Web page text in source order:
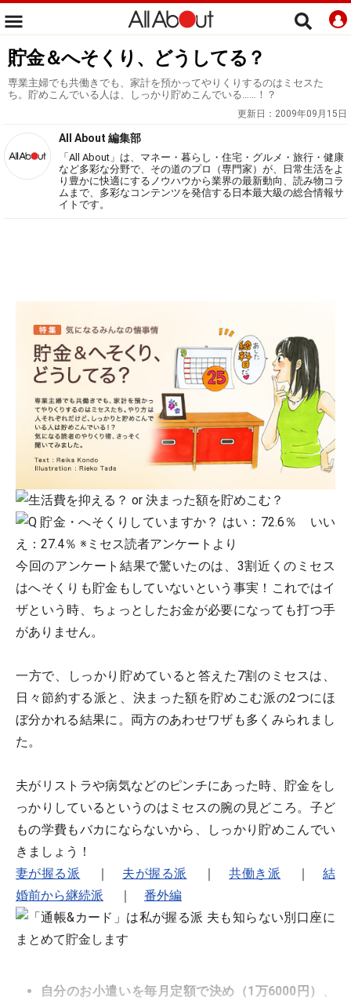
貯金＆へそくり、どうしてる？
専業主婦でも共働きでも、家計を預かってやりくりするのはミセスた
ち。貯めこんでいる人は、しっかり貯めこんでいる……！？
更新日： 2009年09月15日
All About 編集部
「All About」は、マネー・暮らし・住宅・グルメ・旅行・健康
など多彩な分野で、その道のプロ（専門家）が、日常生活をよ
り豊かに快適にするノウハウから業界の最新動向、読み物コラ
ムまで、多彩なコンテンツを発信する日本最大級の総合情報サ
イトです。
今回のアンケート結果で驚いたのは、3割近くのミセス
はへそくりも貯金もしていないという事実！これではイ
ザという時、ちょっとしたお金が必要になっても打つ手
がありません。
一方で、しっかり貯めていると答えた7割のミセスは、
日々節約する派と、決まった額を貯めこむ派の2つにほ
ぼ分かれる結果に。両方のあわせワザも多くみられまし
た。
夫がリストラや病気などのピンチにあった時、貯金をし
っかりしているというのはミセスの腕の見どころ。子ど
もの学費もバカにならないから、しっかり貯めこんでい
きましょう！
妻が握る派 ｜ 夫が握る派 ｜共働き派 ｜結
婚前から継続派 ｜ 番外編
自分のお小遣いを毎月定額で決め（1万6000円）
、